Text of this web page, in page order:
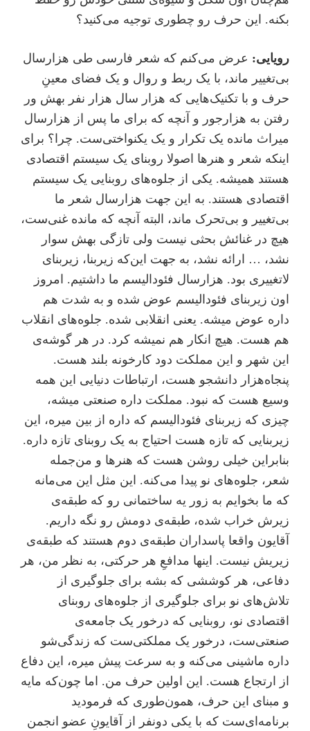
بکنه. این حرف رو چطوری توجیه می‌کنید؟
رویایی: عرض می‌کنم که شعر فارسی طی هزارسال
بی‌تغییر ماند، با یک ربط و روال و یک فضای معینِ
حرف و با تکنیک‌هایی که هزار سال هزار نفر بهش ور
رفتن به هزار‌جور و آنچه که برای ما پس از هزار‌سال
میراث مانده یک تکرار و یک یکنواختی‌ست. چرا؟ برای
اینکه شعر و هنر‌ها اصولا روبنای یک سیستم اقتصادی
هستند همیشه. یکی از جلوه‌های روبنایی یک سیستم
اقتصادی هستند. به این جهت هزارسال شعر ما
بی‌تغییر و بی‌تحرک ماند، البته آنچه که مانده غنی‌ست،
هیچ در غنائش بحثی نیست ولی تازگی بهش سوار
نشد، … ارائه نشد، به جهت این‌که زیر‌بنا، زیربنای
لاتغییری بود. هزارسال فئودالیسم ما داشتیم. امروز
اون زیربنای فئودالیسم عوض شده و به شدت هم
داره عوض میشه. یعنی انقلابی شده. جلوه‌های انقلاب
هم هست. هیچ انکار هم نمیشه کرد. در هر گوشه‌ی
این شهر و این مملکت دود کارخونه بلند هست.
پنجاه‌هزار دانشجو هست، ارتباطات دنیایی این همه
وسیع هست که نبود. مملکت داره صنعتی میشه،
چیزی که زیربنای فئودالیسم که داره از بین میره، این
زیربنایی که تازه هست احتیاج به یک روبنای تازه داره.
بنابراین خیلی روشن هست که هنرها و من‌جمله
شعر، جلوه‌های نو پیدا می‌کنه. این مثل این می‌مانه
که ما بخوایم به زور یه ساختمانی رو که طبقه‌ی
زیرش خراب شده، طبقه‌ی دومش رو نگه داریم.
آقایون واقعا پاسداران طبقه‌ی دوم هستند که طبقه‌ی
زیریش نیست. اینها مدافعِ هر حرکتی، به نظر من، هر
دفاعی، هر کوششی که بشه برای جلوگیری از
تلاش‌های نو برای جلوگیری از جلوه‌های روبنای
اقتصادی نو، روبنایی که در‌خور یک جامعه‌ی
صنعتی‌ست، در‌خور یک مملکتی‌ست که زندگی‌شو
داره ماشینی می‌کنه و به سرعت پیش میره، این دفاع
از ارتجاع هست. این اولین حرف من. اما چون‌که مایه
و مبنای این حرف، همون‌طوری که فرمودید
برنامه‌ای‌ست که با یکی دونفر از آقایونِ عضو انجمن